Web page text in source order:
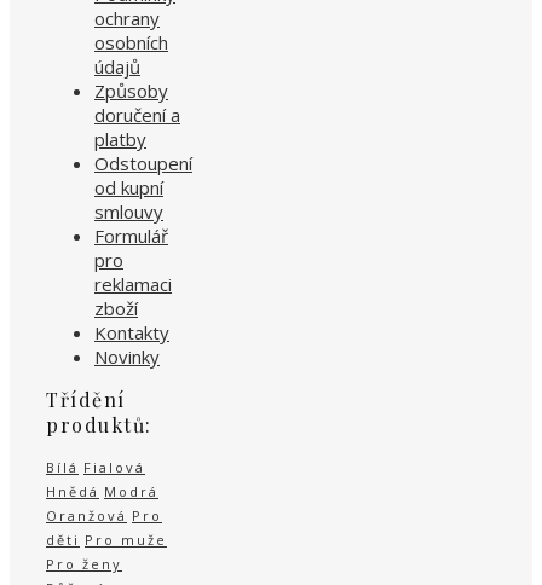
ochrany
osobních
údajů
Způsoby
doručení a
platby
Odstoupení
od kupní
smlouvy
Formulář
pro
reklamaci
zboží
Kontakty
Novinky
Třídění
produktů:
Bílá Fialová
Hnědá Modrá
Oranžová Pro
děti Pro muže
Pro ženy